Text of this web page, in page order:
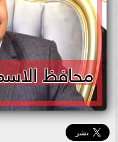
محافظ